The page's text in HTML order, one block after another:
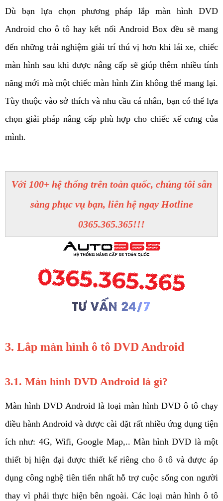
Dù bạn lựa chọn phương pháp lắp màn hình DVD
Android cho ô tô hay kết nối Android Box đều sẽ mang
đến những trải nghiệm giải trí thú vị hơn khi lái xe, chiếc
màn hình sau khi được nâng cấp sẽ giúp thêm nhiều tính
năng mới mà một chiếc màn hình Zin không thể mang lại.
Tùy thuộc vào sở thích và nhu cầu cá nhân, bạn có thể lựa
chọn giải pháp nâng cấp phù hợp cho chiếc xế cưng của
mình.
Với 100+ hệ thống trên toàn quốc, chúng tôi sẵn
sàng phục vụ bạn, liên hệ ngay Hotline
0365.365.365!!!
3. Lắp màn hình ô tô DVD Android
3.1. Màn hình DVD Android là gì?
Màn hình DVD Android là loại màn hình DVD ô tô chạy
điều hành Android và được cài đặt rất nhiều ứng dụng tiện
ích như: 4G, Wifi, Google Map,.. Màn hình DVD là một
thiết bị hiện đại được thiết kế riêng cho ô tô và được áp
dụng công nghệ tiên tiến nhất hỗ trợ cuộc sống con người
thay vì phải thực hiện bên ngoài. Các loại màn hình ô tô